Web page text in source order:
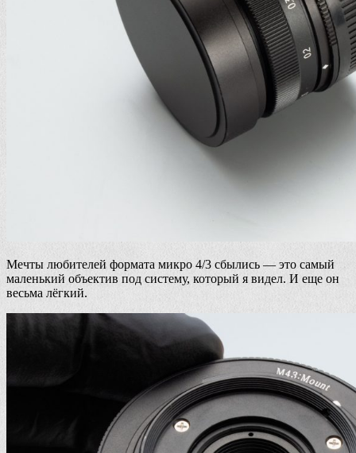
Мечты любителей формата микро 4/3 сбылись — это самый
маленький объектив под систему, который я видел. И еще он
весьма лёгкий.